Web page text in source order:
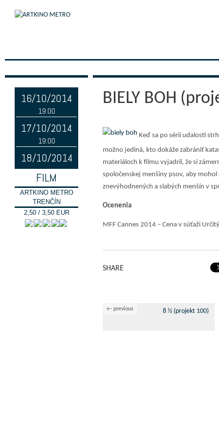
16/10/2014
19:00
17/10/2014
19:00
18/10/2014
FILM
ARTKINO METRO
TRENČÍN
2,50 / 3,50 EUR
BIELY BOH
Keď sa po sérií udalostí
možno jediná, kto dokáže zabrániť
materiáloch k filmu vyjadril, že si
spoločenskej menšiny psov, aby
znevýhodnených a slabých menšín v
Ocenenia
MFF Cannes 2014 – Cena v súťaži
SHARE
← previous 8 ½ (projekt 100)